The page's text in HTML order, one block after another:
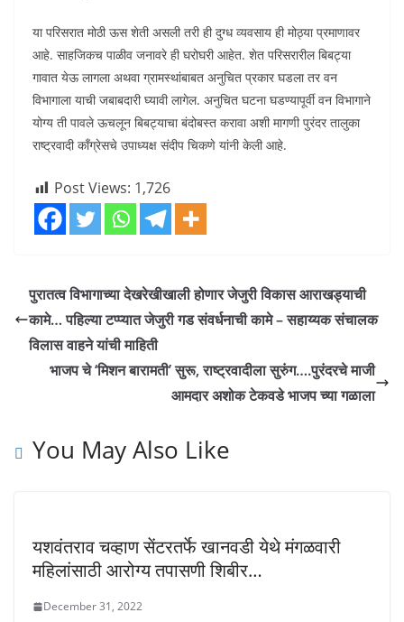
या परिसरात मोठी ऊस शेती असली तरी ही दुग्ध व्यवसाय ही मोठ्या प्रमाणावर
आहे. साहजिकच पाळीव जनावरे ही घरोघरी आहेत. शेत परिसरारील बिबट्या
गावात येऊ लागला अथवा ग्रामस्थांबाबत अनुचित प्रकार घडला तर वन
विभागाला याची जबाबदारी घ्यावी लागेल. अनुचित घटना घडण्यापूर्वी वन विभागाने
योग्य ती पावले ऊचलून बिबट्याचा बंदोबस्त करावा अशी मागणी पुरंदर तालुका
राष्ट्रवादी काँग्रेसचे उपाध्यक्ष संदीप चिकणे यांनी केली आहे.
Post Views: 1,726
पुरातत्व विभागाच्या देखरेखीखाली होणार जेजुरी विकास आराखड्याची
कामे… पहिल्या टप्प्यात जेजुरी गड संवर्धनाची कामे – सहाय्यक संचालक
विलास वाहने यांची माहिती
भाजप चे ‘मिशन बारामती’ सुरू, राष्ट्रवादीला सुरुंग….पुरंदरचे माजी
आमदार अशोक टेकवडे भाजप च्या गळाला
You May Also Like
यशवंतराव चव्हाण सेंटरतर्फे खानवडी येथे मंगळवारी
महिलांसाठी आरोग्य तपासणी शिबीर…
December 31, 2022